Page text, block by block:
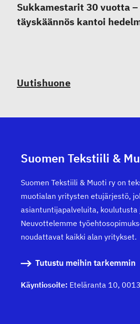
Sukkamestarit 30 vuotta
täyskäännös kantoi
Uutishuone
Suomen Tekstiili &
Suomen Tekstiili & Muoti ry on
muotialan yritysten etujärjestö,
asiantuntijapalveluita, koulutusta
Neuvottelemme
noudattavat kaikki alan yritykset.
Tutustu meihin tarkemmin
Käyntiosoite: Eteläranta 10,